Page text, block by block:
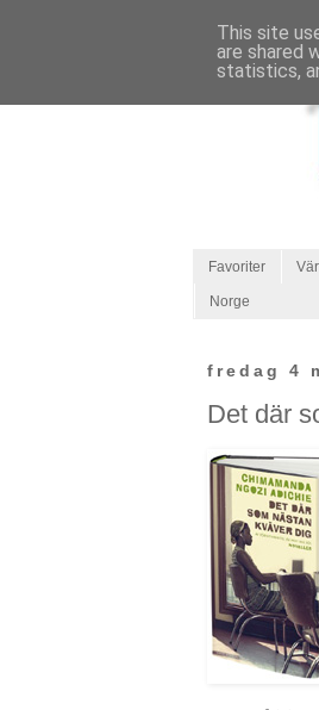
Favoriter
Norge
fredag 4
Det där
This site
are shared
statistics,